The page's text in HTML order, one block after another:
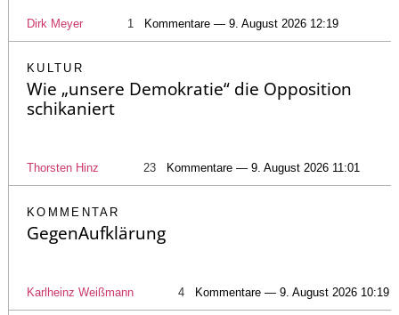
Dirk Meyer 1 Kommentare — 9. August 2026 12:19
KULTUR
Wie „unsere Demokratie“ die Opposition
schikaniert
Thorsten Hinz 23 Kommentare — 9. August 2026 11:01
KOMMENTAR
GegenAufklärung
Karlheinz Weißmann 4 Kommentare — 9. August 2026 10:19